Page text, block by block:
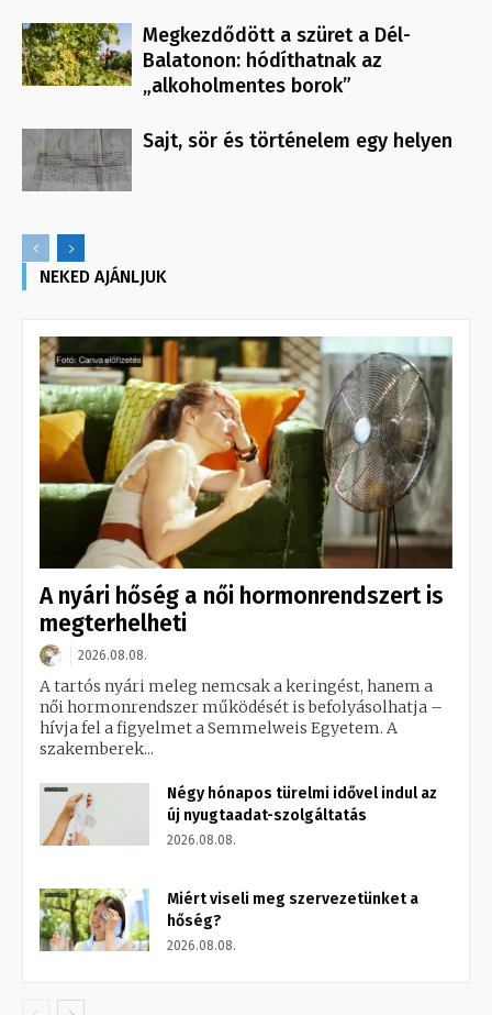
Megkezdődött a szüret a Dél-
Balatonon: hódíthatnak az
„alkoholmentes borok”
Sajt, sör és történelem egy helyen
NEKED AJÁNLJUK
A nyári hőség a női hormonrendszert is
megterhelheti
2026.08.08.
A tartós nyári meleg nemcsak a keringést, hanem a
női hormonrendszer működését is befolyásolhatja –
hívja fel a figyelmet a Semmelweis Egyetem. A
szakemberek...
Négy hónapos türelmi idővel indul az
új nyugtaadat-szolgáltatás
2026.08.08.
Miért viseli meg szervezetünket a
hőség?
2026.08.08.